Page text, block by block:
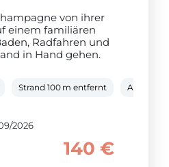
von ihrer
einem familiären
Radfahren und
in Hand gehen.
Strand 100 m entfernt
2026
140 €